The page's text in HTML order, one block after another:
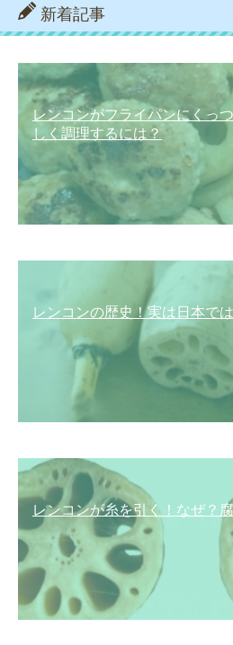
新着記事
レンコンがフライパンにくっ
しく調理するには？
レンコンの歴史！実は日本で
レンコンが糸を引く！なぜ？